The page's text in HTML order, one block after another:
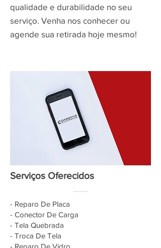
qualidade e durabilidade no seu
serviço. Venha nos conhecer ou
agende sua retirada hoje mesmo!
Serviços Oferecidos
- Reparo De Placa
- Conector De Carga
- Tela Quebrada
- Troca De Tela
- Reparo De Vidro